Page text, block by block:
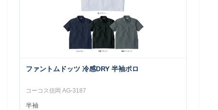
ファントムドッツ 冷感DRY 半袖ポロ
コーコス信岡 AG-3187
半袖